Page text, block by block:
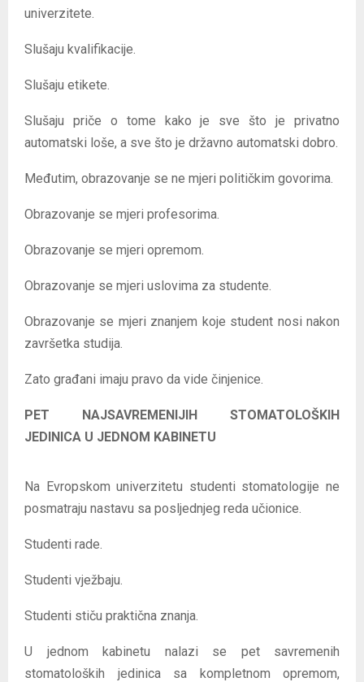
univerzitete.
Slušaju kvalifikacije.
Slušaju etikete.
Slušaju priče o tome kako je sve što je privatno
automatski loše, a sve što je državno automatski dobro.
Međutim, obrazovanje se ne mjeri političkim govorima.
Obrazovanje se mjeri profesorima.
Obrazovanje se mjeri opremom.
Obrazovanje se mjeri uslovima za studente.
Obrazovanje se mjeri znanjem koje student nosi nakon
završetka studija.
Zato građani imaju pravo da vide činjenice.
PET NAJSAVREMENIJIH STOMATOLOŠKIH
JEDINICA U JEDNOM KABINETU
Na Evropskom univerzitetu studenti stomatologije ne
posmatraju nastavu sa posljednjeg reda učionice.
Studenti rade.
Studenti vježbaju.
Studenti stiču praktična znanja.
U jednom kabinetu nalazi se pet savremenih
stomatoloških jedinica sa kompletnom opremom,